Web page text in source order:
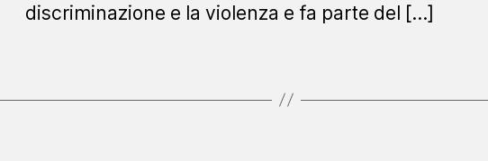
discriminazione e la violenza e fa parte del […]